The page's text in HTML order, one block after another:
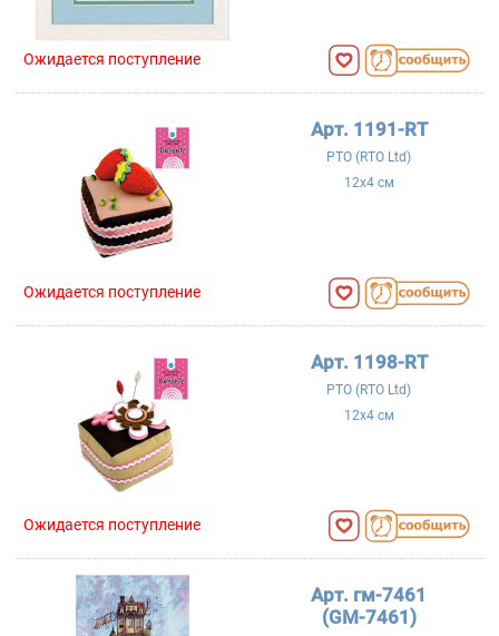
Ожидается поступление
Арт. 1191-RT
РТО (RTO Ltd)
12x4 см
Ожидается поступление
Арт. 1198-RT
РТО (RTO Ltd)
12x4 см
Ожидается поступление
Арт. гм-7461
(GM-7461)